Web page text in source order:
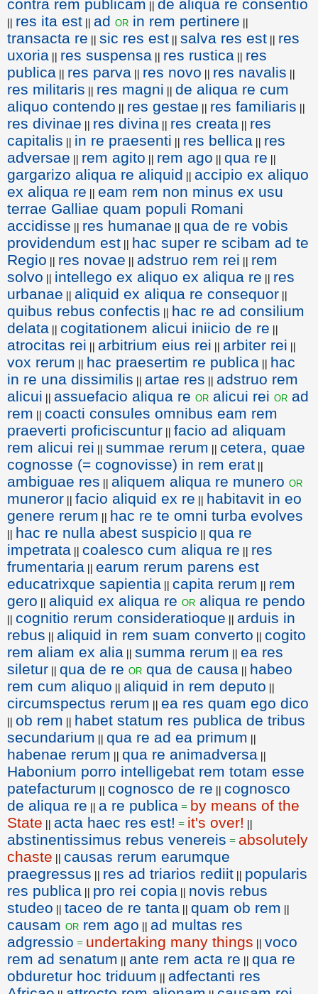
contra rem publicam || de aliqua re consentio
|| res ita est || ad or in rem pertinere ||
transacta re || sic res est || salva res est || res
uxoria || res suspensa || res rustica || res
publica || res parva || res novo || res navalis ||
res militaris || res magni || de aliqua re cum
aliquo contendo || res gestae || res familiaris ||
res divinae || res divina || res creata || res
capitalis || in re praesenti || res bellica || res
adversae || rem agito || rem ago || qua re ||
gargarizo aliqua re aliquid || accipio ex aliquo
ex aliqua re || eam rem non minus ex usu
terrae Galliae quam populi Romani
accidisse || res humanae || qua de re vobis
providendum est || hac super re scibam ad te
Regio || res novae || adstruo rem rei || rem
solvo || intellego ex aliquo ex aliqua re || res
urbanae || aliquid ex aliqua re consequor ||
quibus rebus confectis || hac re ad consilium
delata || cogitationem alicui iniicio de re ||
atrocitas rei || arbitrium eius rei || arbiter rei ||
vox rerum || hac praesertim re publica || hac
in re una dissimilis || artae res || adstruo rem
alicui || assuefacio aliqua re or alicui rei or ad
rem || coacti consules omnibus eam rem
praeverti proficiscuntur || facio ad aliquam
rem alicui rei || summae rerum || cetera, quae
cognosse (= cognovisse) in rem erat ||
ambiguae res || aliquem aliqua re munero or
muneror || facio aliquid ex re || habitavit in eo
genere rerum || hac re te omni turba evolves
|| hac re nulla abest suspicio || qua re
impetrata || coalesco cum aliqua re || res
frumentaria || earum rerum parens est
educatrixque sapientia || capita rerum || rem
gero || aliquid ex aliqua re or aliqua re pendo
|| cognitio rerum consideratioque || arduis in
rebus || aliquid in rem suam converto || cogito
rem aliam ex alia || summa rerum || ea res
siletur || qua de re or qua de causa || habeo
rem cum aliquo || aliquid in rem deputo ||
circumspectus rerum || ea res quam ego dico
|| ob rem || habet statum res publica de tribus
secundarium || qua re ad ea primum ||
habenae rerum || qua re animadversa ||
Habonium porro intelligebat rem totam esse
patefacturum || cognosco de re || cognosco
de aliqua re || a re publica = by means of the
State || acta haec res est! = it's over! ||
abstinentissimus rebus venereis = absolutely
chaste || causas rerum earumque
praegressus || res ad triarios rediit || popularis
res publica || pro rei copia || novis rebus
studeo || taceo de re tanta || quam ob rem ||
causam or rem ago || ad multas res
adgressio = undertaking many things || voco
rem ad senatum || ante rem acta re || qua re
obduretur hoc triduum || adfectanti res